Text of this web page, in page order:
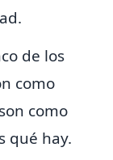
de los
como
como
qué hay.